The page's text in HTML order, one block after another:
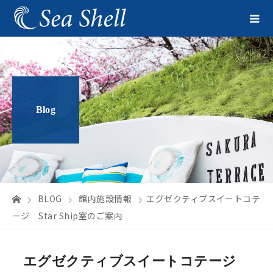
Blog
BLOG 館内施設情報
エグゼクティブスイートコテ
ージ Star Ship室のご案内
エグゼクティブスイートコテージ